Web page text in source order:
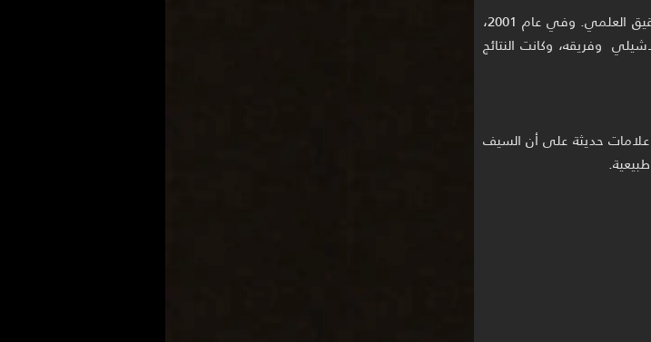
رغم الجانب الإيماني العميق، لم يسلم السيف من عدسة الشك والتحقيق العلمي. وفي عام 2001،
وفريقه، وكانت النتائج
علامات حديثة على أن السيف